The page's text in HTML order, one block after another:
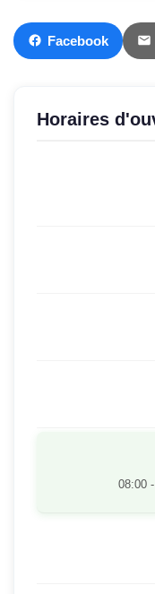
Facebook
Horaires
08:00